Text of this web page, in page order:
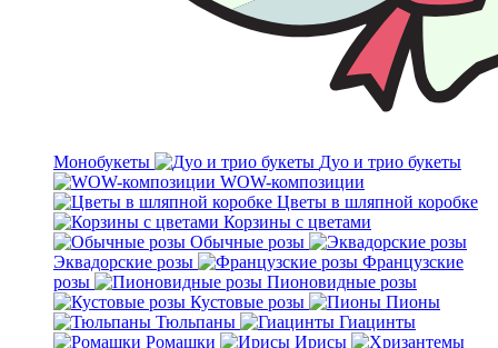
Монобукеты
Дуо и трио букеты
WOW-композиции
Цветы в шляпной коробке
Корзины с цветами
Обычные розы
Эквадорские розы
Французские
розы
Пионовидные розы
Кустовые розы
Пионы
Тюльпаны
Гиацинты
Ромашки
Ирисы